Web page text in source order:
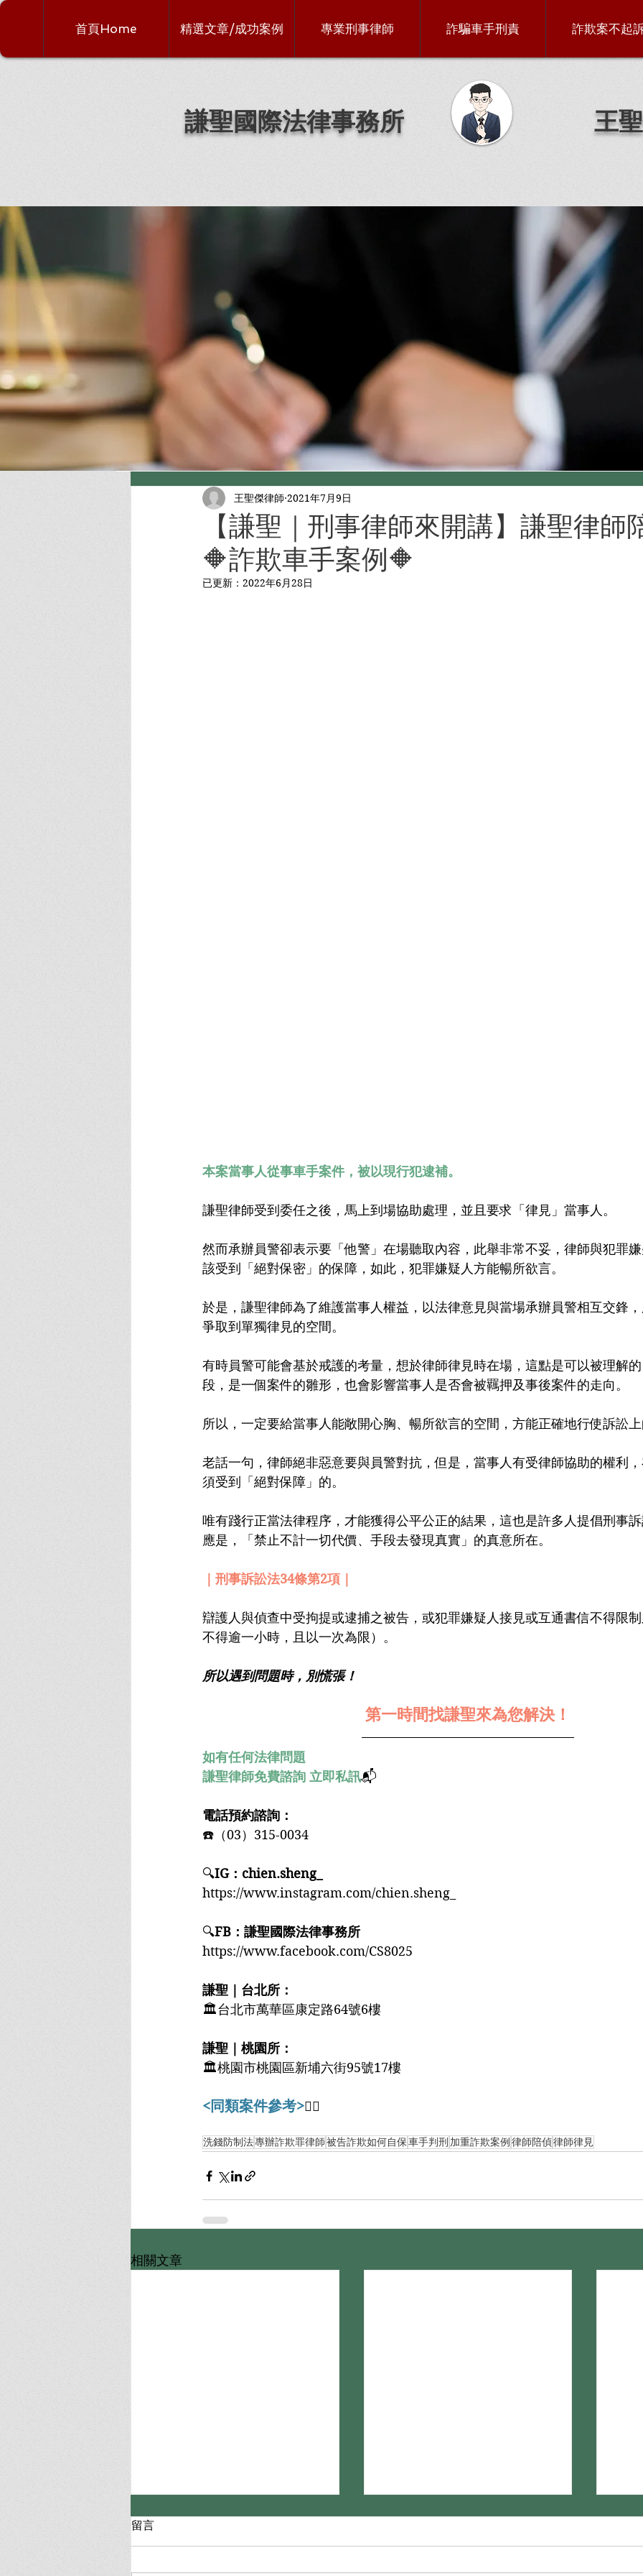
首頁Home 精選文章/成功案例 專業刑事律師 詐騙車手刑責 詐欺案不起
謙聖國際法律事務所 王
【謙聖｜刑事律師來開講】謙聖律師
🔶詐欺車手案例🔶
王聖傑律師 2021年7月9日
已更新： 2022年6月28日
本案當事人從事車手案件，被以現行犯逮補。
謙聖律師受到委任之後，馬上到場協助處理，並且要求「律見」當事人。
然而承辦員警卻表示要「他警」在場聽取內容，此舉非常不妥，律師與犯罪
該受到「絕對保密」的保障，如此，犯罪嫌疑人方能暢所欲言。
於是，謙聖律師為了維護當事人權益，以法律意見與當場承辦員警相互交鋒
爭取到單獨律見的空間。
有時員警可能會基於戒護的考量，想於律師律見時在場，這點是可以被理解
段，是一個案件的雛形，也會影響當事人是否會被羈押及事後案件的走向。
所以，一定要給當事人能敞開心胸、暢所欲言的空間，方能正確地行使訴訟
老話一句，律師絕非惡意要與員警對抗，但是，當事人有受律師協助的權利
須受到「絕對保障」的。
唯有踐行正當法律程序，才能獲得公平公正的結果，這也是許多人提倡刑事
應是，「禁止不計一切代價、手段去發現真實」的真意所在。
｜刑事訴訟法34條第2項｜
辯護人與偵查中受拘提或逮捕之被告，或犯罪嫌疑人接見或互通書信不得限
不得逾一小時，且以一次為限）。
所以遇到問題時，別慌張！﻿
第一時間找謙聖來為您解決！﻿
如有任何法律問題﻿
謙聖律師免費諮詢 立即私訊📬﻿
電話預約諮詢：﻿
☎️（03）315-0034﻿
🔍IG：chien.sheng_﻿
https://www.instagram.com/chien.sheng_﻿
🔍FB：謙聖國際法律事務所﻿
https://www.facebook.com/CS8025﻿
謙聖｜台北所：﻿
🏛台北市萬華區康定路64號6樓﻿
謙聖｜桃園所：﻿
🏛桃園市桃園區新埔六街95號17樓
<同類案件參考>👇🏻
洗錢防制法專辦詐欺罪律師被告詐欺如何自保車手判刑 加重詐欺案例律師陪偵律師律見
相關文章
留言